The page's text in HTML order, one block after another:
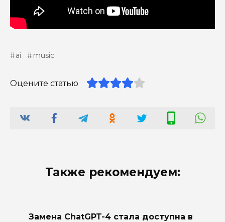
ai music
Оцените статью
Также рекомендуем:
Замена ChatGPT-4 стала доступна в